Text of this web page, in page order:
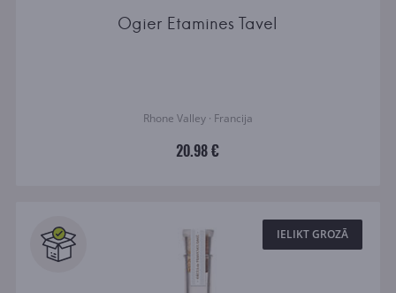
Ogier Etamines Tavel
Rhone Valley · Francija
20.98 €
IELIKT GROZĀ